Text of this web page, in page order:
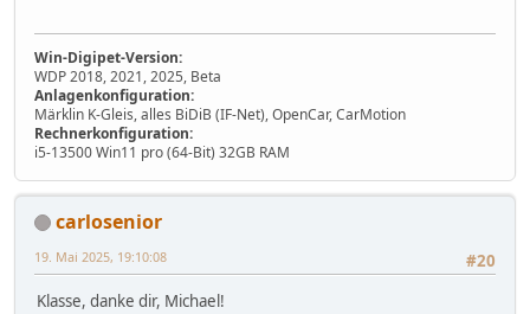
Win-Digipet-Version:
WDP 2018, 2021, 2025, Beta
Anlagenkonfiguration:
Märklin K-Gleis, alles BiDiB (IF-Net), OpenCar, CarMotion
Rechnerkonfiguration:
i5-13500 Win11 pro (64-Bit) 32GB RAM
carlosenior
#20
19. Mai 2025, 19:10:08
Klasse, danke dir, Michael!